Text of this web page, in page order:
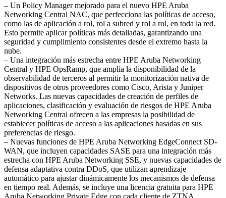
– Un Policy Manager mejorado para el nuevo HPE Aruba
Networking Central NAC, que perfecciona las políticas de acceso,
como las de aplicación a rol, rol a subred y rol a rol, en toda la red.
Esto permite aplicar políticas más detalladas, garantizando una
seguridad y cumplimiento consistentes desde el extremo hasta la
nube.
– Una integración más estrecha entre HPE Aruba Networking
Central y HPE OpsRamp, que amplía la disponibilidad de la
observabilidad de terceros al permitir la monitorización nativa de
dispositivos de otros proveedores como Cisco, Arista y Juniper
Networks. Las nuevas capacidades de creación de perfiles de
aplicaciones, clasificación y evaluación de riesgos de HPE Aruba
Networking Central ofrecen a las empresas la posibilidad de
establecer políticas de acceso a las aplicaciones basadas en sus
preferencias de riesgo.
– Nuevas funciones de HPE Aruba Networking EdgeConnect SD-
WAN, que incluyen capacidades SASE para una integración más
estrecha con HPE Aruba Networking SSE, y nuevas capacidades de
defensa adaptativa contra DDoS, que utilizan aprendizaje
automático para ajustar dinámicamente los mecanismos de defensa
en tiempo real. Además, se incluye una licencia gratuita para HPE
Aruba Networking Private Edge con cada cliente de ZTNA.